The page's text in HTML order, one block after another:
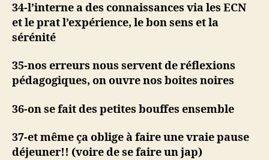
34-l’interne a des connaissances via les ECN
et le prat l’expérience, le bon sens et la
sérénité
35-nos erreurs nous servent de réflexions
pédagogiques, on ouvre nos boites noires
36-on se fait des petites bouffes ensemble
37-et même ça oblige à faire une vraie pause
déjeuner!! (voire de se faire un jap)